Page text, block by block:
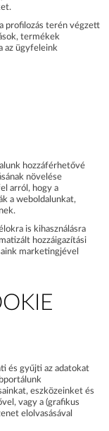
profilozás terén végzett
termékek
az ügyfeleink
hozzáférhetővé
növelése
arról, hogy a
a weboldalunkat,
is kihasználásra
hozzáigazítási
marketingjével
és gyűjti az adatokat
eszközeinket és
vagy a (grafikus
elolvasásával